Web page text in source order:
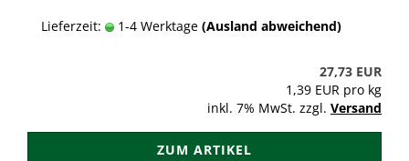
Lieferzeit: 1-4 Werktage (Ausland abweichend)
27,73 EUR
1,39 EUR pro kg
inkl. 7% MwSt. zzgl. Versand
ZUM ARTIKEL